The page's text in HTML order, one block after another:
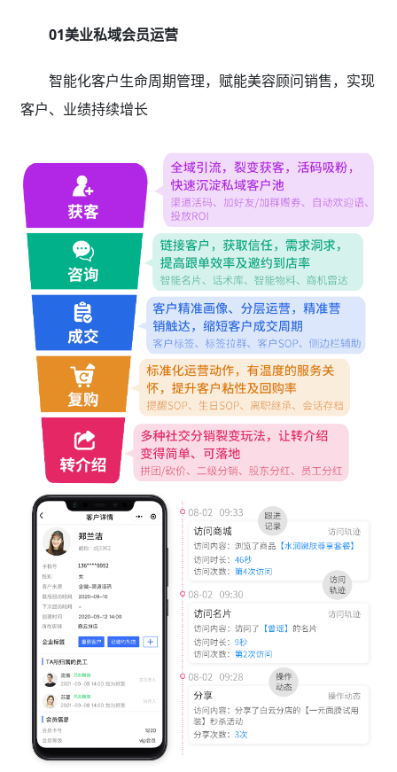
01美业私域会员运营
智能化客户生命周期管理，赋能美容顾问销售，实现
客户、业绩持续增长